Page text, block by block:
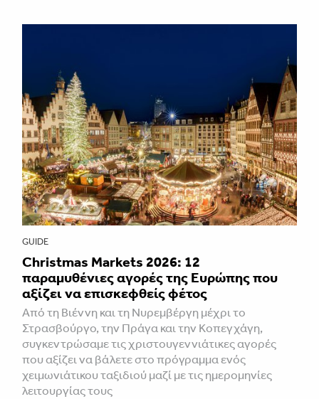
GUIDE
Christmas Markets 2026: 12
παραμυθένιες αγορές της Ευρώπης που
αξίζει να επισκεφθείς φέτος
Από τη Βιέννη και τη Νυρεμβέργη μέχρι το
Στρασβούργο, την Πράγα και την Κοπεγχάγη,
συγκεντρώσαμε τις χριστουγεννιάτικες αγορές
που αξίζει να βάλετε στο πρόγραμμα ενός
χειμωνιάτικου ταξιδιού μαζί με τις ημερομηνίες
λειτουργίας τους